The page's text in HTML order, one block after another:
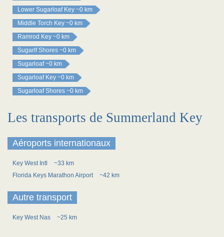
Lower Sugarloaf Key ~0 km
Middle Torch Key ~0 km
Ramrod Key ~0 km
Sugarlf Shores ~0 km
Sugarloaf ~0 km
Sugarloaf Key ~0 km
Sugarloaf Shores ~0 km
Les transports de Summerland Key
Aéroports internationaux
Key West Intl
~33 km
Florida Keys Marathon Airport
~42 km
Autre transport
Key West Nas ~25 km